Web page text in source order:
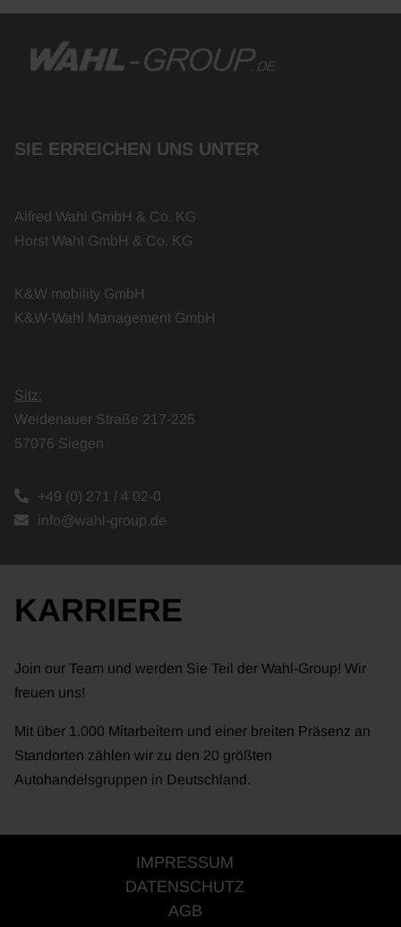
SIE ERREICHEN UNS UNTER
Alfred Wahl GmbH & Co. KG
Horst Wahl GmbH & Co. KG
K&W mobility GmbH
K&W-Wahl Management GmbH
Sitz:
Weidenauer Straße 217-225
57076 Siegen
+49 (0) 271 / 4 02-0
info@wahl-group.de
KARRIERE
Join our Team und werden Sie Teil der Wahl-Group! Wir
freuen uns!
Mit über 1.000 Mitarbeitern und einer breiten Präsenz an
Standorten zählen wir zu den 20 größten
Autohandelsgruppen in Deutschland.
IMPRESSUM
DATENSCHUTZ
AGB